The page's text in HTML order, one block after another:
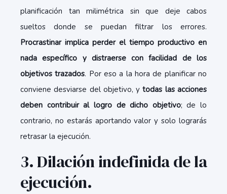
planificación tan milimétrica sin que deje cabos
sueltos donde se puedan filtrar los errores.
Procrastinar implica perder el tiempo productivo en
nada específico y distraerse con facilidad de los
objetivos trazados. Por eso a la hora de planificar no
conviene desviarse del objetivo, ytodas las acciones
deben contribuir al logro de dicho objetivo; de lo
contrario, no estarás aportando valor y solo lograrás
retrasar la ejecución.
3. Dilación indefinida de la
ejecución.